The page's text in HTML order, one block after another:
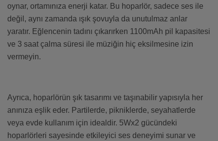
oynar, ortamınıza enerji katar. Bu hoparlör, sadece ses ile
değil, aynı zamanda ışık şovuyla da unutulmaz anlar
yaratır. Eğlencenin tadını çıkarırken 1100mAh pil kapasitesi
ve 3 saat çalma süresi ile müziğin hiç eksilmesine izin
vermeyin.
Ayrıca, hoparlörün şık tasarımı ve taşınabilir yapısıyla her
anınıza eşlik eder. Partilerde, pikniklerde, seyahatlerde
veya evde kullanım için idealdir. 5Wx2 gücündeki
hoparlörleri sayesinde etkileyici ses deneyimi sunar ve